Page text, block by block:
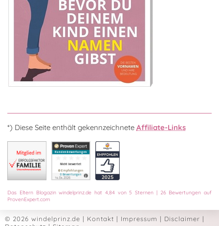
*) Diese Seite enthält gekennzeichnete Affiliate-Links
Das Eltern Blogazin windelprinz.de hat 4,84von5 Sternen | 26Bewertungen auf
ProvenExpert.com
© 2026 windelprinz.de | Kontakt | Impressum | Disclaimer |